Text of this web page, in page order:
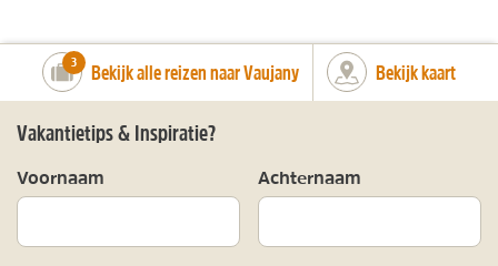
number_of_trips:
3 Bekijk alle reizen naar Vaujany Bekijk kaart
Vakantietips & Inspiratie?
Voornaam Achternaam